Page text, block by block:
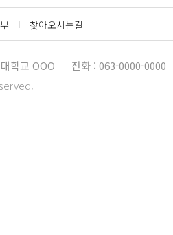
찾아오시는길
학교 OOO 전화 : 063-0000-0000